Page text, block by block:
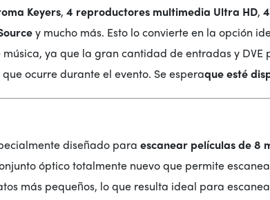
Keyers, 4 reproductores multimedia Ultra HD,
y mucho más. Esto lo convierte en la opción
música, ya que la gran cantidad de entradas y DVE
ocurre durante el evento. Se esperaque esté
diseñado para escanear películasde 8
óptico totalmente nuevo que permite
más pequeños, lo que resulta ideal para